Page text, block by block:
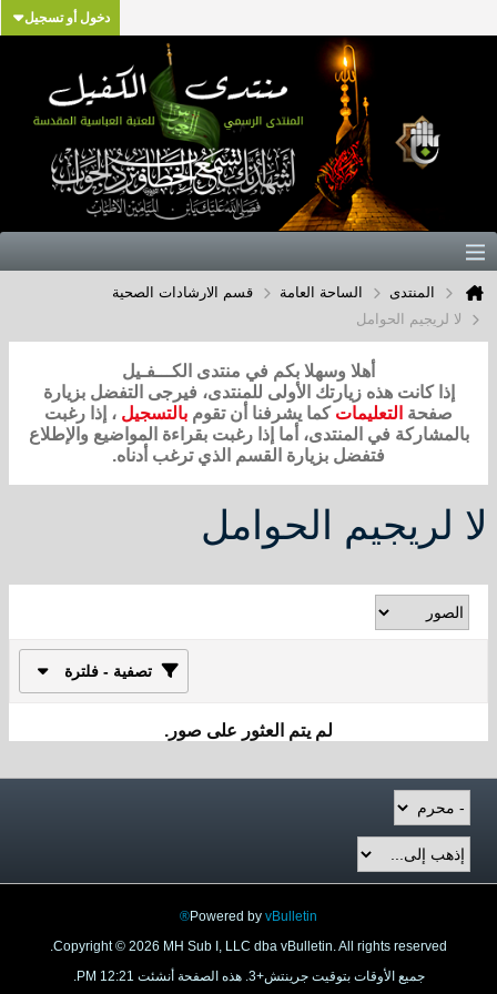
دخول أو تسجيل
المنتدى الساحة العامة
قسم الارشادات الصحية
لا لريجيم الحوامل
أهلا وسهلا بكم في منتدى الكـــفـيل
إذا كانت هذه زيارتك الأولى للمنتدى، فيرجى التفضل بزيارة
صفحة التعليمات كما يشرفنا أن تقوم بالتسجيل ، إذا رغبت
بالمشاركة في المنتدى، أما إذا رغبت بقراءة المواضيع والإطلاع
فتفضل بزيارة القسم الذي ترغب أدناه.
لا لريجيم الحوامل
تصفية - فلترة
لم يتم العثور على صور.
Powered by vBulletin®
Copyright © 2026 MH Sub I, LLC dba vBulletin. All rights reserved.
جميع الأوقات بتوقيت جرينتش+3. هذه الصفحة أنشئت 12:21 PM.